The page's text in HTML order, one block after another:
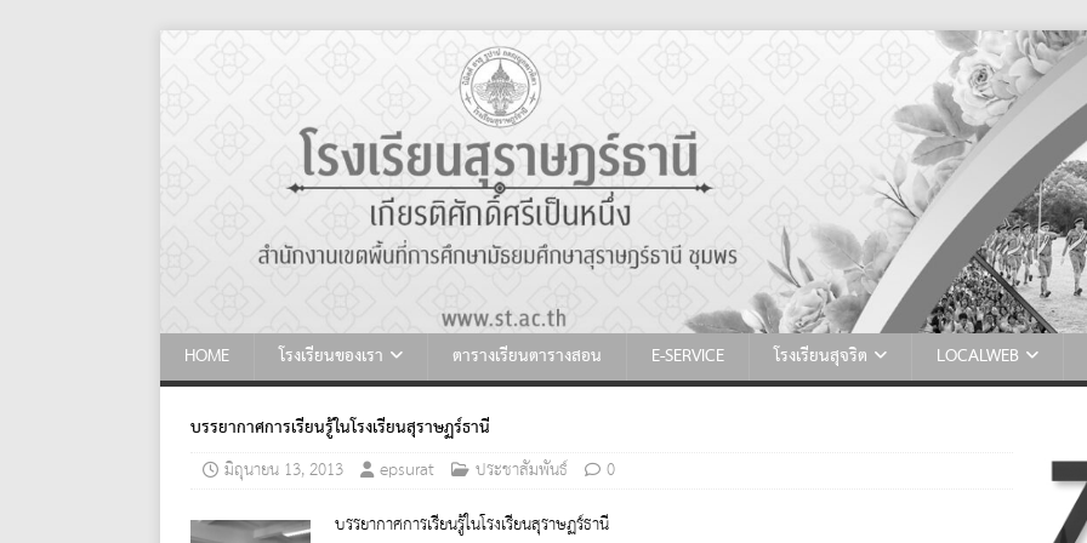
HOME โรงเรียนของเรา ตารางเรียนตารางสอน E-SERVICE โรงเรียนสุจริต LOCALWEB
บรรยากาศการเรียนรู้ในโรงเรียนสุราษฏร์ธานี
มิถุนายน 13, 2013
epsurat ประชาสัมพันธ์
0
บรรยากาศการเรียนรู้ในโรงเรียนสุราษฏร์ธานี